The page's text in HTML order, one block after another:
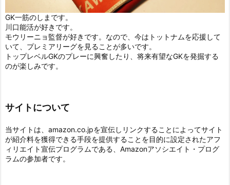
GK一筋のしまです。
川口能活が好きです。
モウリーニョ監督が好きです。なので、今はトットナムを応援して
いて、プレミアリーグを見ることが多いです。
トップレベルGKのプレーに興奮したり、将来有望なGKを発掘する
のが楽しみです。
サイトについて
当サイトは、amazon.co.jpを宣伝しリンクすることによってサイト
が紹介料を獲得できる手段を提供することを目的に設定されたアフ
ィリエイト宣伝プログラムである、Amazonアソシエイト・プログ
ラムの参加者です。